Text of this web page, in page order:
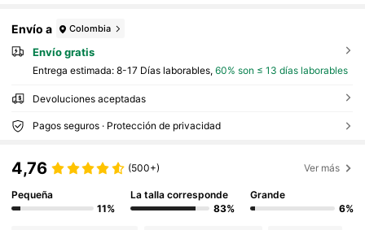
Envío a Colombia
Envío gratis
Entrega estimada: 8-17 Días laborables, 60% son ≤ 13 días laborables
Devoluciones aceptadas
Pagos seguros · Protección de privacidad
4,76 (500+) Ver más
Pequeña
11%
La talla corresponde
83%
Grande
6%